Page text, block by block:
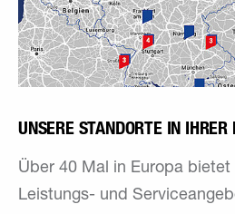
UNSERE STANDORTE IN IHRER
Über 40 Mal in Europa bietet
Leistungs- und